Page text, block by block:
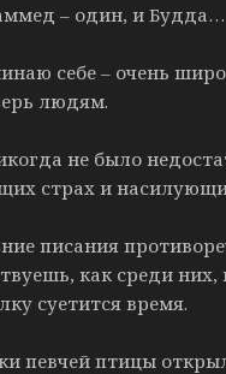
– один, и Будда…
себе – очень
людям.
не было
страх и
писания
как среди них,
суетится время.
певчей птицы